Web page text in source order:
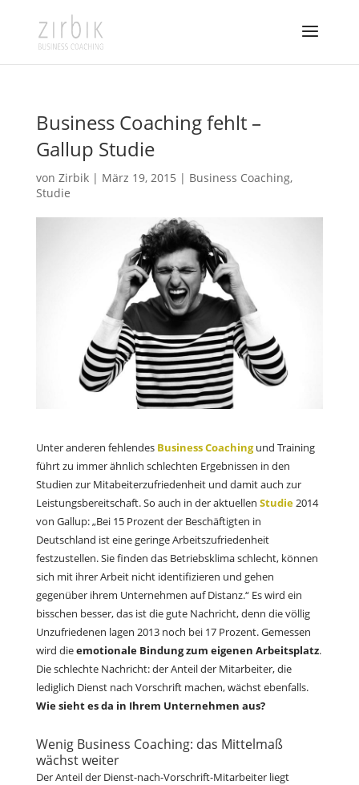
Business Coaching fehlt –
Gallup Studie
von Zirbik| März 19, 2015 | Business Coaching,
Studie
Unter anderen fehlendes Business Coaching und Training
führt zu immer ähnlich schlechten Ergebnissen in den
Studien zur Mitabeiterzufriedenheit und damit auch zur
Leistungsbereitschaft. So auch in der aktuellen Studie2014
von Gallup: „Bei 15 Prozent der Beschäftigten in
Deutschland ist eine geringe Arbeitszufriedenheit
festzustellen. Sie finden das Betriebsklima schlecht, können
sich mit ihrer Arbeit nicht identifizieren und gehen
gegenüber ihrem Unternehmen auf Distanz.“ Es wird ein
bisschen besser, das ist die gute Nachricht, denn die völlig
Unzufriedenen lagen 2013 noch bei 17 Prozent. Gemessen
wird dieemotionale Bindung zum eigenen Arbeitsplatz.
Die schlechte Nachricht: der Anteil der Mitarbeiter, die
lediglich Dienst nach Vorschrift machen, wächst ebenfalls.
Wie sieht es da in Ihrem Unternehmen aus?
Wenig Business Coaching: das Mittelmaß
wächst weiter
Der Anteil der Dienst-nach-Vorschrift-Mitarbeiter liegt